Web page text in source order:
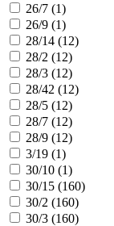
26/7 (1)
26/9 (1)
28/14 (12)
28/2 (12)
28/3 (12)
28/42 (12)
28/5 (12)
28/7 (12)
28/9 (12)
3/19 (1)
30/10 (1)
30/15 (160)
30/2 (160)
30/3 (160)